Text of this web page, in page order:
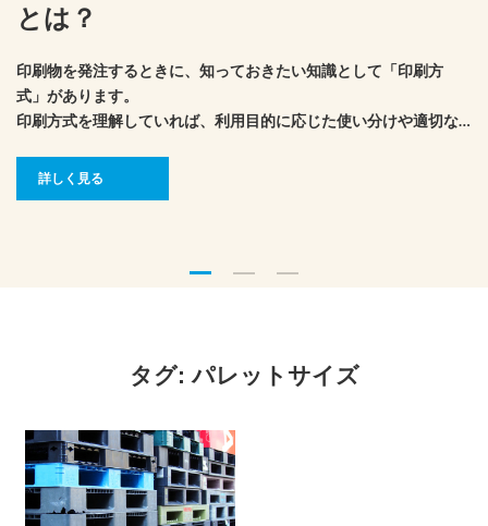
とは？
印刷物を発注するときに、知っておきたい知識として「印刷方
式」があります。
印刷方式を理解していれば、利用目的に応じた使い分けや適切な
ここでは、印刷の版式や印刷方式ごとの特徴について、解説しま
詳しく見る
タグ:パレットサイズ